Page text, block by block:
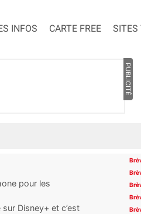
INFOS CARTE FREE SITES
PUBLICITÉ
pour les
Disney+ et c’est